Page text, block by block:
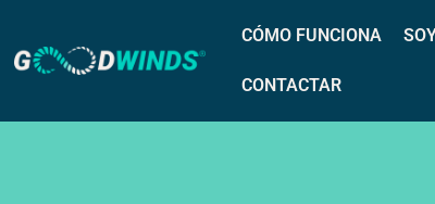
CÓMO FUNCIONA
CONTACTAR